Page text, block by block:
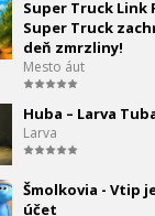
Super Truck Link
Super Truck
deň zmrzliny!
Mesto áut
Huba – Larva
Larva
Šmolkovia - Vtip
účet